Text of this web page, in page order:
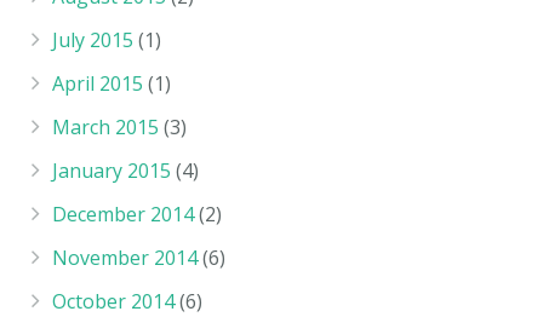
July 2015 (1)
April 2015 (1)
March 2015 (3)
January 2015 (4)
December 2014(2)
November 2014(6)
October 2014(6)